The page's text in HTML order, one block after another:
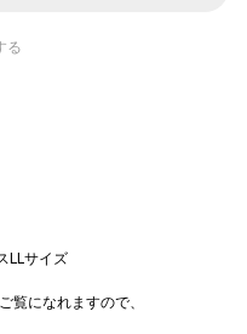
る
LLサイズ
覧になれますので、